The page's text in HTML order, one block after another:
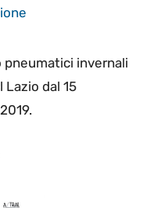
pneumatici invernali
dal 15